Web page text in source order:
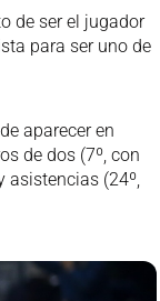
de ser el jugador
para ser uno de
aparecer en
de dos (7º, con
asistencias (24º,